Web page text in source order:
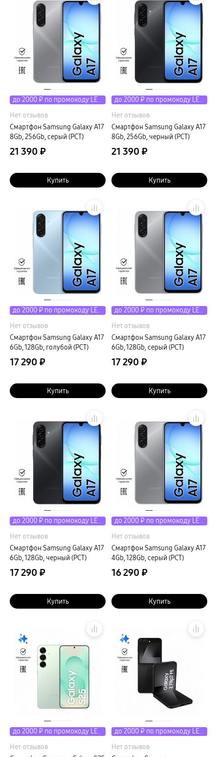
до 2000 ₽ по промокоду LETO
Нет отзывов
Смартфон Samsung Galaxy A17
8Gb, 256Gb, серый (РСТ)
21 390 ₽
Купить
до 2000 ₽ по промокоду LETO
Нет отзывов
Смартфон Samsung Galaxy A17
8Gb, 256Gb, черный (РСТ)
21 390 ₽
Купить
до 2000 ₽ по промокоду LETO
Нет отзывов
Смартфон Samsung Galaxy A17
6Gb, 128Gb, голубой (РСТ)
17 290 ₽
Купить
до 2000 ₽ по промокоду LETO
Нет отзывов
Смартфон Samsung Galaxy A17
6Gb, 128Gb, серый (РСТ)
17 290 ₽
Купить
до 2000 ₽ по промокоду LETO
Нет отзывов
Смартфон Samsung Galaxy A17
6Gb, 128Gb, черный (РСТ)
17 290 ₽
Купить
до 2000 ₽ по промокоду LETO
Нет отзывов
Смартфон Samsung Galaxy A17
4Gb, 128Gb, серый (РСТ)
16 290 ₽
Купить
до 2000 ₽ по промокоду LETO
Нет отзывов
до 2000 ₽ по промокоду LETO
Нет отзывов